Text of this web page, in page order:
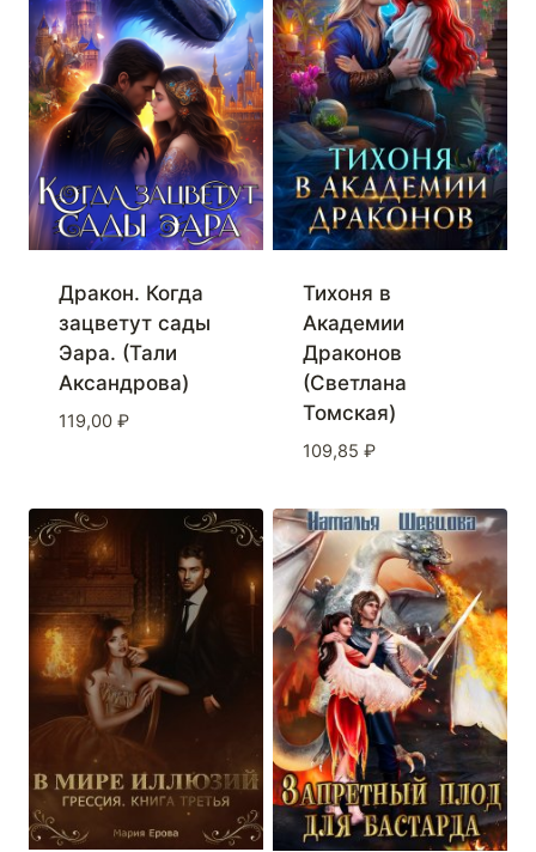
Дракон. Когда
зацветут сады
Эара. (Тали
Аксандрова)
119,00 ₽
Тихоня в
Академии
Драконов
(Светлана
Томская)
109,85 ₽